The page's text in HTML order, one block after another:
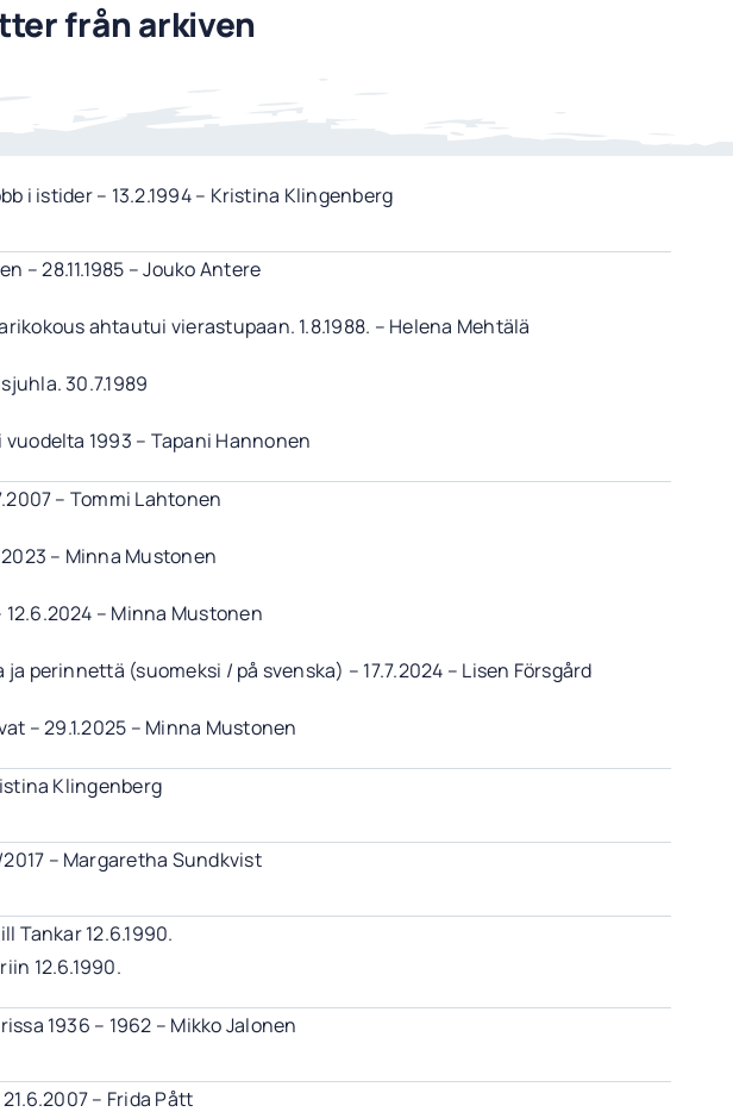
från arkiven
i istider – 13.2.1994 – Kristina Klingenberg
– 28.11.1985 – Jouko Antere
ahtautui vierastupaan. 1.8.1988. – Helena Mehtälä
30.7.1989
1993 – Tapani Hannonen
– Tommi Lahtonen
– Minna Mustonen
– Minna Mustonen
perinnettä (suomeksi / på svenska) – 17.7.2024 – Lisen Försgård
– 29.1.2025 – Minna Mustonen
Klingenberg
– Margaretha Sundkvist
Tankar 12.6.1990.
12.6.1990.
1936 – 1962 – Mikko Jalonen
– Frida Pått